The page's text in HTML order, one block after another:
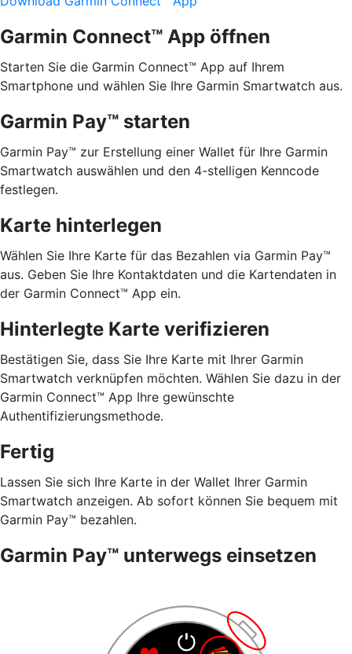
Garmin Connect™ App öffnen
Starten Sie die Garmin Connect™ App auf Ihrem
Smartphone und wählen Sie Ihre Garmin Smartwatch aus.
Garmin Pay™ starten
Garmin Pay™ zur Erstellung einer Wallet für Ihre Garmin
Smartwatch auswählen und den 4-stelligen Kenncode
festlegen.
Karte hinterlegen
Wählen Sie Ihre Karte für das Bezahlen via Garmin Pay™
aus. Geben Sie Ihre Kontaktdaten und die Kartendaten in
der Garmin Connect™ App ein.
Hinterlegte Karte verifizieren
Bestätigen Sie, dass Sie Ihre Karte mit Ihrer Garmin
Smartwatch verknüpfen möchten. Wählen Sie dazu in der
Garmin Connect™ App Ihre gewünschte
Authentifizierungsmethode.
Fertig
Lassen Sie sich Ihre Karte in der Wallet Ihrer Garmin
Smartwatch anzeigen. Ab sofort können Sie bequem mit
Garmin Pay™ bezahlen.
Garmin Pay™ unterwegs einsetzen